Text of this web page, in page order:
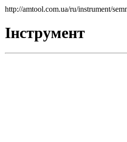
http://amtool.com.ua/ru/instrument/
Інструмент